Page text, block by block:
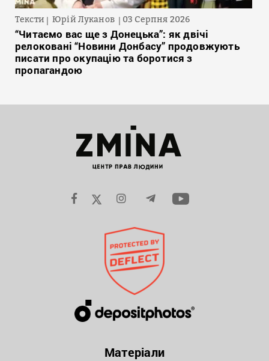
Тексти Юрій Луканов 03 Серпня 2026
“Читаємо вас ще з Донецька”: як двічі
релоковані “Новини Донбасу” продовжують
писати про окупацію та боротися з
пропагандою
Матеріали